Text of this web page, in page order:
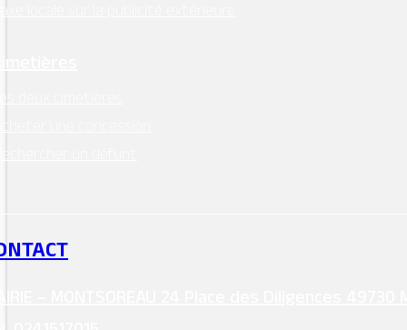
locale sur la publicité extérieure
deux cimetières
une concession
un défunt
– MONTSOREAU 24 Place des Diligences